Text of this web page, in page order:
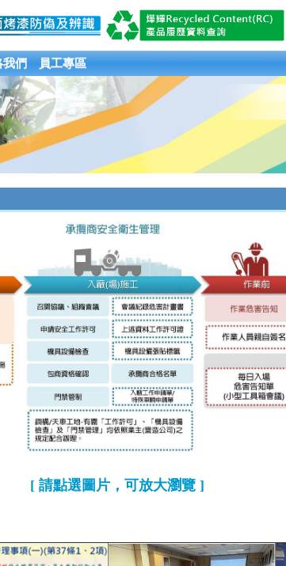
我們 員工專區
[ 請點選圖片，可放大瀏覽 ]